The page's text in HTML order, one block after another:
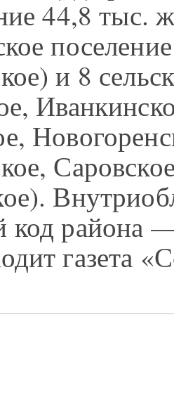
44,8 тыс.
поселение
и 8
код района
газета